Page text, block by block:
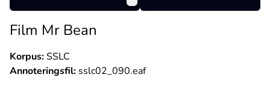
Film Mr Bean
Korpus:SSLC
Annoteringsfil: sslc02_090.eaf